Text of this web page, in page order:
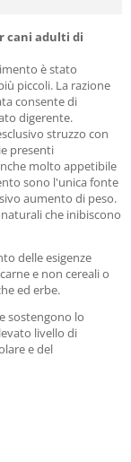
cani adulti di
è stato
piccoli. La razione
consente di
digerente.
struzzo con
presenti
molto appetibile
sono l'unica fonte
aumento di peso.
che inibiscono
delle esigenze
e non cereali o
ed erbe.
sostengono lo
livello di
e del